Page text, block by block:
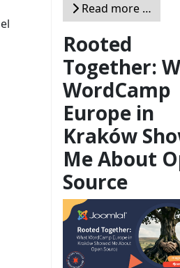
Read more …
Rooted
Together:
WordCamp
Europe in
Kraków
Me About
Source